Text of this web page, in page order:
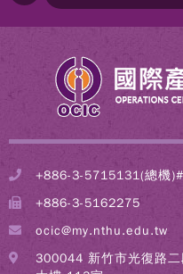
+886-3-5715131(總機
+886-3-5162275
ocic@my.nthu.edu.tw
300044 新竹市光復路